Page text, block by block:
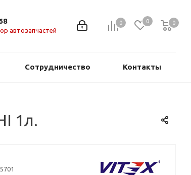
0 0 0
0
автозапчастей
Сотрудничество Контакты
1л.